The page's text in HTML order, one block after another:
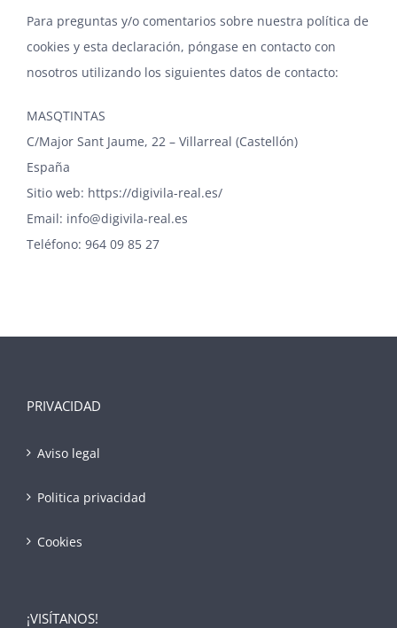
Para preguntas y/o comentarios sobre nuestra política de
cookies y esta declaración, póngase en contacto con
nosotros utilizando los siguientes datos de contacto:
MASQTINTAS
C/Major Sant Jaume, 22 – Villarreal (Castellón)
España
Sitio web: https://digivila-real.es/
Email: info@digivila-real.es
Teléfono: 964 09 85 27
PRIVACIDAD
Aviso legal
Politica privacidad
Cookies
¡VISÍTANOS!